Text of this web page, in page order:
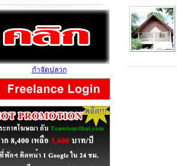
กำจัดปลวก